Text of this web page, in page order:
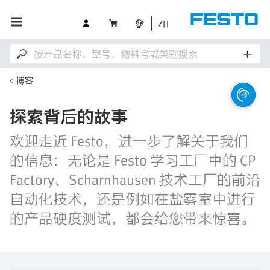
ZH
博客
探索背后的故事
欢迎走近 Festo，进一步了解关于我们
的信息：无论是 Festo 学习工厂中的 CP
Factory、Scharnhausen 技术工厂的前沿
自动化技术，还是例如在盐雾室中进行
的产品硬度测试，都会给您带来惊喜。